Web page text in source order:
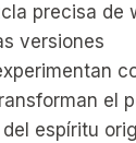
precisa de
versiones
el
espíritu